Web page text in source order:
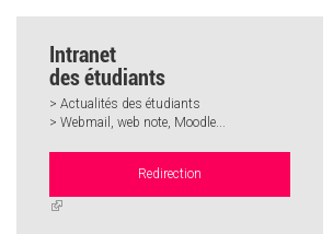
Intranet
des étudiants
> Actualités des étudiants
> Webmail, web note, Moodle...
Redirection
(link